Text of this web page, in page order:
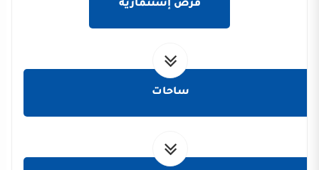
فرص إستثمارية
ساحات